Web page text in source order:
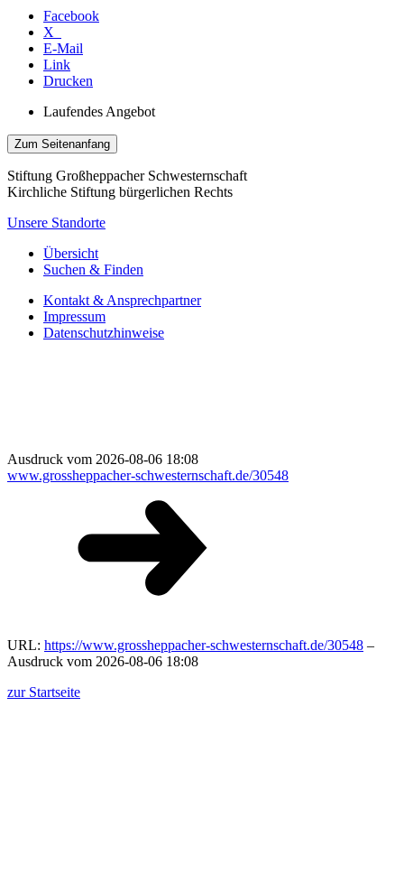
Facebook
X
E-Mail
Link
Drucken
Laufendes Angebot
Zum Seitenanfang
Stiftung Großheppacher Schwesternschaft
Kirchliche Stiftung bürgerlichen Rechts
Unsere Standorte
Übersicht
Suchen & Finden
Kontakt & Ansprechpartner
Impressum
Datenschutzhinweise
Ausdruck vom 2026-08-06 18:08
www.grossheppacher-schwesternschaft.de/30548
URL: https://www.grossheppacher-schwesternschaft.de/30548 –
Ausdruck vom 2026-08-06 18:08
zur Startseite